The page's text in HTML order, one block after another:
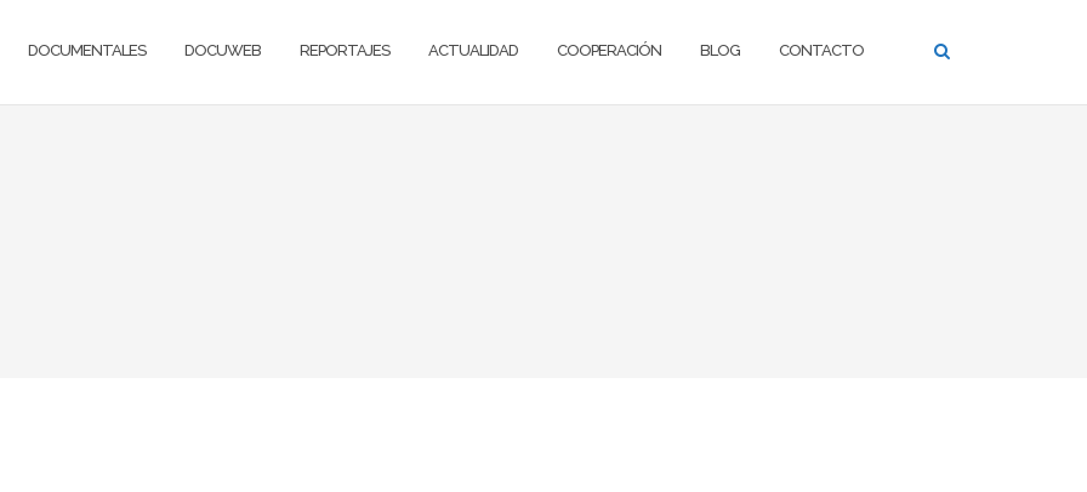
DOCUMENTALES DOCUWEB REPORTAJES ACTUALIDAD COOPERACIÓN BLOG CONTACTO